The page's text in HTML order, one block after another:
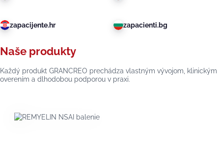
zapacijente.hr zapacienti.bg
Naše produkty
Každý produkt GRANCREO prechádza vlastným vývojom, klinickým
overením a dlhodobou podporou v praxi.